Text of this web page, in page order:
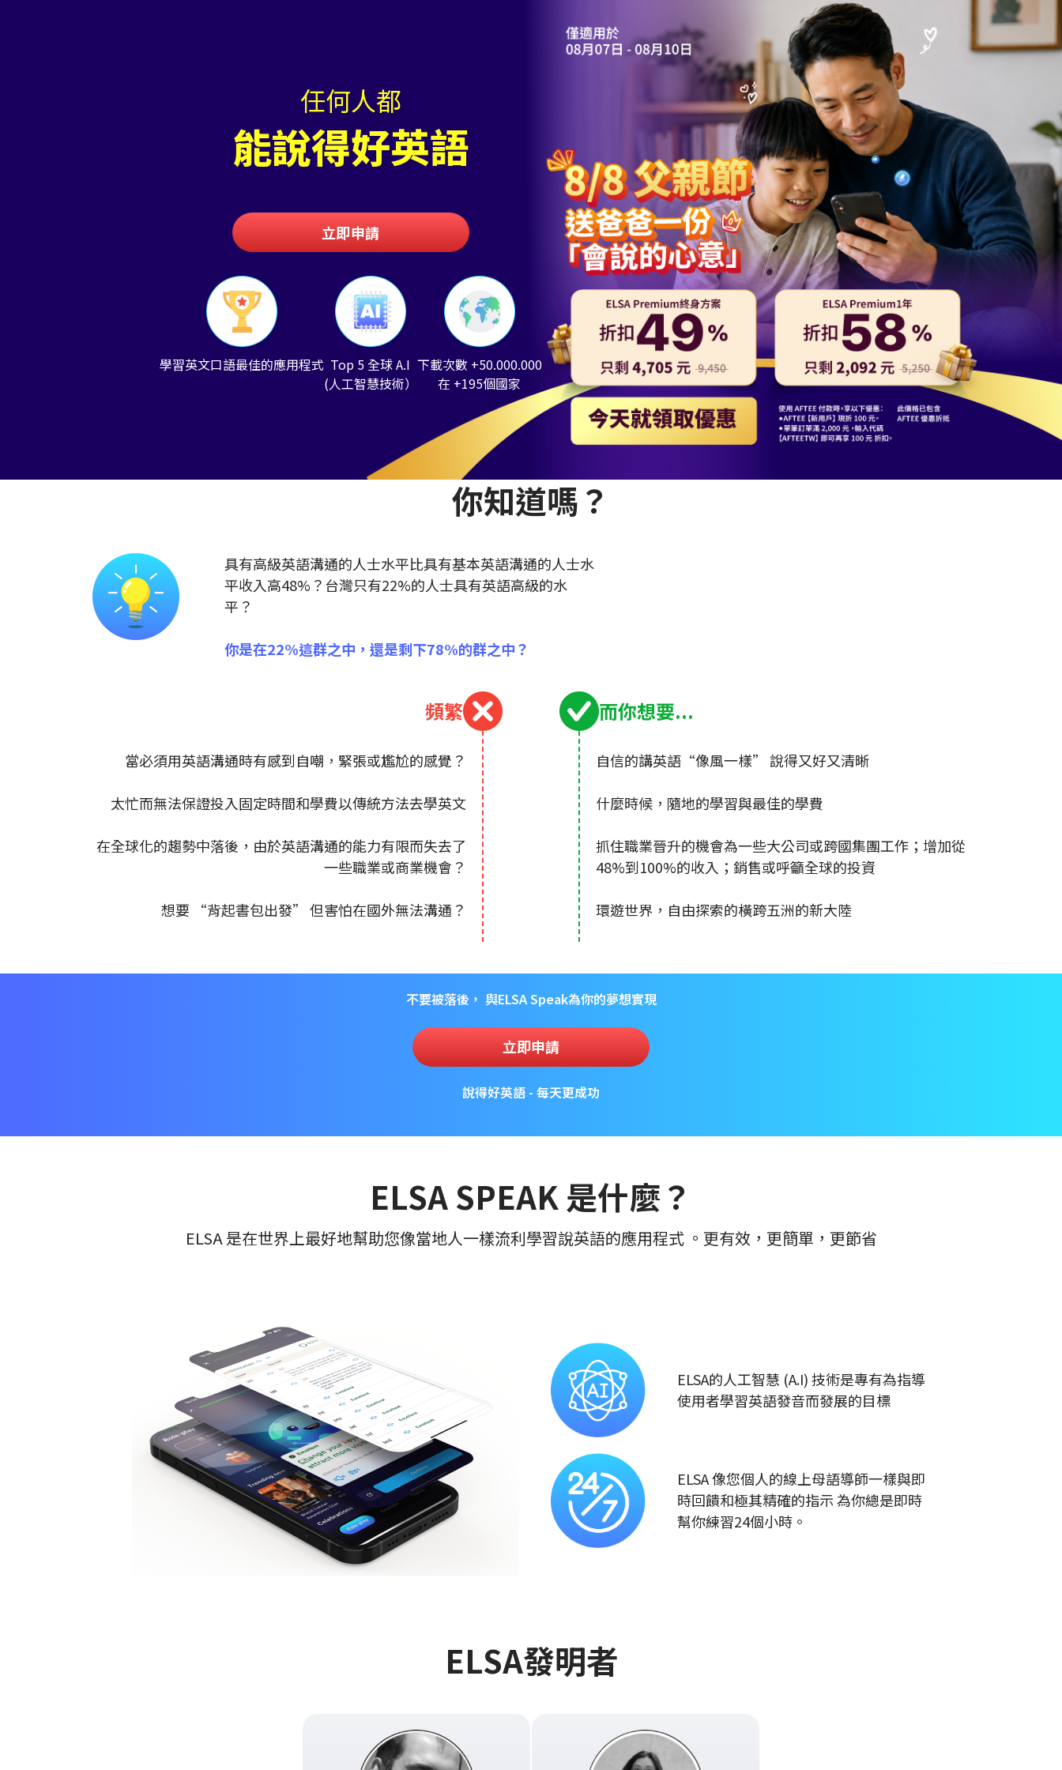
任何人都
能說得好英語
立即申請
學習英文口語最佳的應用程式 Top 5 全球 A.I
(人工智慧技術）
下載次數 +50.000.000
在 +195個國家
你知道嗎？
具有高級英語溝通的人士水平比具有基本英語溝通的人士水
平收入高48%？台灣只有22%的人士具有英語高級的水
平？
你是在22%這群之中，還是剩下78%的群之中？
頻繁
當必須用英語溝通時有感到自嘲，緊張或尷尬的感覺？
太忙而無法保證投入固定時間和學費以傳統方法去學英文
在全球化的趨勢中落後，由於英語溝通的能力有限而失去了
一些職業或商業機會？
想要 “背起書包出發” 但害怕在國外無法溝通？
而你想要...
自信的講英語“像風一樣” 說得又好又清晰
什麼時候，隨地的學習與最佳的學費
抓住職業晉升的機會為一些大公司或跨國集團工作；增加從
48%到100%的收入；銷售或呼籲全球的投資
環遊世界，自由探索的橫跨五洲的新大陸
不要被落後， 與ELSA Speak為你的夢想實現
立即申請
說得好英語 - 每天更成功
ELSA SPEAK 是什麼？
ELSA 是在世界上最好地幫助您像當地人一樣流利學習說英語的應用程式 。更有效，更簡單，更節省
ELSA的人工智慧 (A.I) 技術是專有為指導
使用者學習英語發音而發展的目標
ELSA 像您個人的線上母語導師一樣與即
時回饋和極其精確的指示 為你總是即時
幫你練習24個小時。
ELSA發明者